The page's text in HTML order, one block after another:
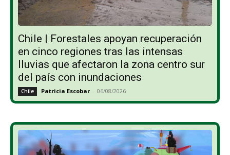
Chile | Forestales apoyan recuperación
en cinco regiones tras las intensas
lluvias que afectaron la zona centro sur
del país con inundaciones
Chile Patricia Escobar - 06/08/2026